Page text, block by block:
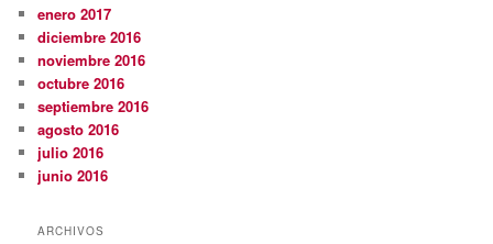
enero 2017
diciembre 2016
noviembre 2016
octubre 2016
septiembre 2016
agosto 2016
julio 2016
junio 2016
ARCHIVOS